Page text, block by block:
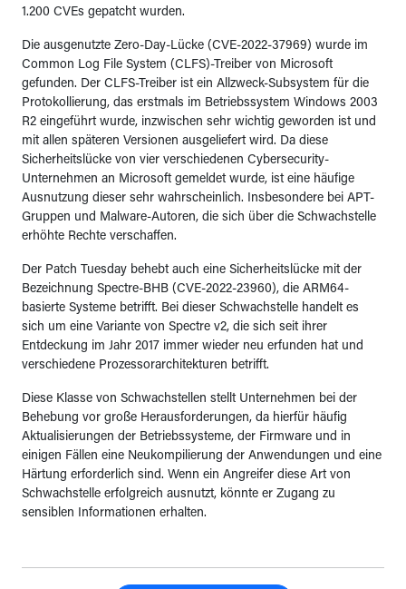
1.200 CVEs gepatcht wurden.
Die ausgenutzte Zero-Day-Lücke (CVE-2022-37969) wurde im
Common Log File System (CLFS)-Treiber von Microsoft
gefunden. Der CLFS-Treiber ist ein Allzweck-Subsystem für die
Protokollierung, das erstmals im Betriebssystem Windows 2003
R2 eingeführt wurde, inzwischen sehr wichtig geworden ist und
mit allen späteren Versionen ausgeliefert wird. Da diese
Sicherheitslücke von vier verschiedenen Cybersecurity-
Unternehmen an Microsoft gemeldet wurde, ist eine häufige
Ausnutzung dieser sehr wahrscheinlich. Insbesondere bei APT-
Gruppen und Malware-Autoren, die sich über die Schwachstelle
erhöhte Rechte verschaffen.
Der Patch Tuesday behebt auch eine Sicherheitslücke mit der
Bezeichnung Spectre-BHB (CVE-2022-23960), die ARM64-
basierte Systeme betrifft. Bei dieser Schwachstelle handelt es
sich um eine Variante von Spectre v2, die sich seit ihrer
Entdeckung im Jahr 2017 immer wieder neu erfunden hat und
verschiedene Prozessorarchitekturen betrifft.
Diese Klasse von Schwachstellen stellt Unternehmen bei der
Behebung vor große Herausforderungen, da hierfür häufig
Aktualisierungen der Betriebssysteme, der Firmware und in
einigen Fällen eine Neukompilierung der Anwendungen und eine
Härtung erforderlich sind. Wenn ein Angreifer diese Art von
Schwachstelle erfolgreich ausnutzt, könnte er Zugang zu
sensiblen Informationen erhalten.